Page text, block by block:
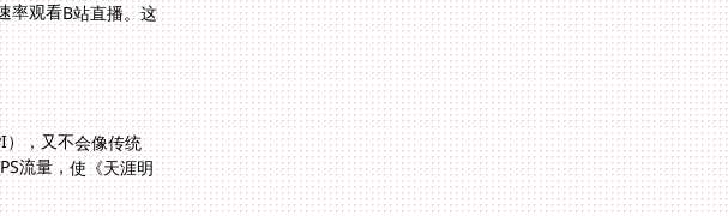
，又不会像传统
流量，使《天涯明